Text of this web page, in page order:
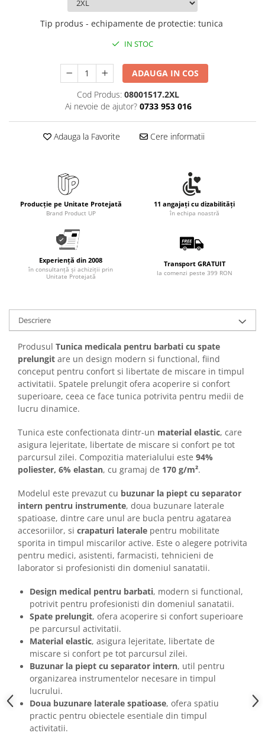
Carioci si creioane colorate
Rezerve instrumente scris
Foarfece pentru birou
Curatenie si igiena
Produse Antibacteriene
Articole pentru bucatarie
Hartie igienica, prosoape hartie si
Articole pentru rufe, casa,
Articole pentru birou, suprafete,
Intretinere si odorizante masina
Accesorii pentru curatenie
Tipografie si stampile
Formulare tipizate
Caiete si blocnotesuri
personalizate
Stampile, tusiere si tus
Protectia muncii si Imbracaminte
Tricouri
Bluze & Pulovere
Camasi
Pantaloni
Pantaloni cu pieptar
Hanorace
Jachete
Impermeabile
Veste
Incaltaminte
Incaltaminte de lucru si protectie
Incaltaminte de oras si munte
Echipamente medicale
Manusi de protectie
Accesorii pentru protectia capului
Casti de protectie
Antifoane
Ochelari de protectie si viziere
Tip produs - echipamente de protectie: tunica
IN STOC
ADAUGA IN COS
Cod Produs: 08001517.2XL
Ai nevoie de ajutor? 0733 953 016
Adauga la Favorite Cere informatii
Producție pe Unitate Protejată
Brand Product UP
11 angajați cu dizabilități
în echipa noastră
Experiență din 2008
în consultanță și achiziții prin
Unitate Protejată
Transport GRATUIT
la comenzi peste 399 RON
Descriere
Produsul Tunica medicala pentru barbati cu spate
prelungit are un design modern si functional, fiind
conceput pentru confort si libertate de miscare in timpul
activitatii. Spatele prelungit ofera acoperire si confort
superioare, ceea ce face tunica potrivita pentru medii de
lucru dinamice.
Tunica este confectionata dintr-un material elastic, care
asigura lejeritate, libertate de miscare si confort pe tot
parcursul zilei. Compozitia materialului este 94%
poliester, 6% elastan, cu gramaj de 170 g/m².
Modelul este prevazut cu buzunar la piept cu separator
intern pentru instrumente, doua buzunare laterale
spatioase, dintre care unul are bucla pentru agatarea
accesoriilor, si crapaturi laterale pentru mobilitate
sporita in timpul miscarilor active. Este o alegere potrivita
pentru medici, asistenti, farmacisti, tehnicieni de
laborator si profesionisti din domeniul sanatatii.
Design medical pentru barbati, modern si functional,
potrivit pentru profesionisti din domeniul sanatatii.
Spate prelungit, ofera acoperire si confort superioare
pe parcursul activitatii.
Material elastic, asigura lejeritate, libertate de
miscare si confort pe tot parcursul zilei.
Buzunar la piept cu separator intern, util pentru
organizarea instrumentelor necesare in timpul
lucrului.
Doua buzunare laterale spatioase, ofera spatiu
practic pentru obiectele esentiale din timpul
activitatii.